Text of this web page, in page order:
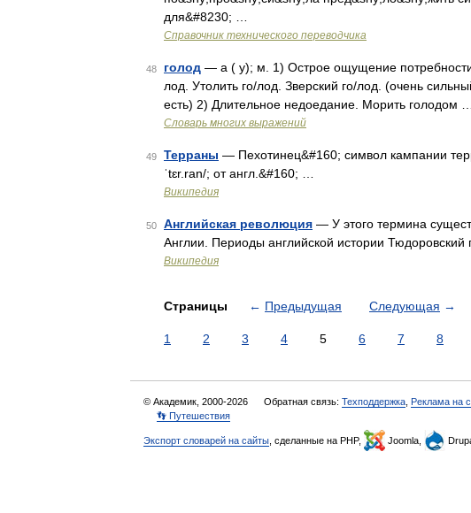
для&#8230; …
Справочник технического переводчика
48 голод — а ( у); м. 1) Острое ощущение
лод. Утолить го/лод. Зверский го/лод. (очень
есть) 2) Длительное недоедание. Морить голодом …
Словарь многих выражений
49 Терраны — Пехотинец&#160; символ кампании
ˈtɛr.ran/; от англ.&#160; …
Википедия
50 Английская революция — У этого термина
Англии. Периоды английской истории Тюдоровский
Википедия
Страницы ← Предыдущая Следующая →
1 2 3 4 5 6 7 8
© Академик, 2000-2026 Обратная связь: Техподдержка Реклама на
👣 Путешествия
Экспорт словарей на сайты , сделанные на PHP, Joomla,